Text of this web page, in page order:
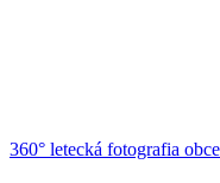
360° letecká fotografia